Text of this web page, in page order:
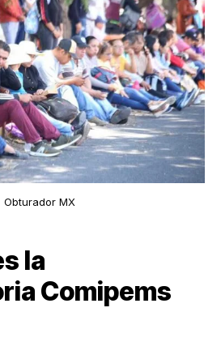
Obturador MX
la
Comipems